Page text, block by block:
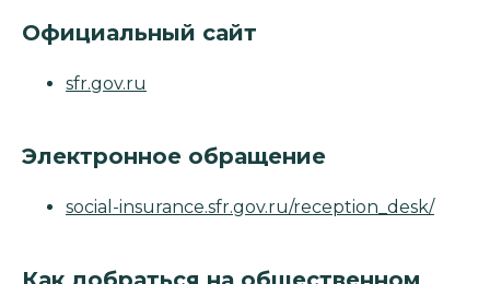
Официальный сайт
sfr.gov.ru
Электронное обращение
social-insurance.sfr.gov.ru/reception_desk/